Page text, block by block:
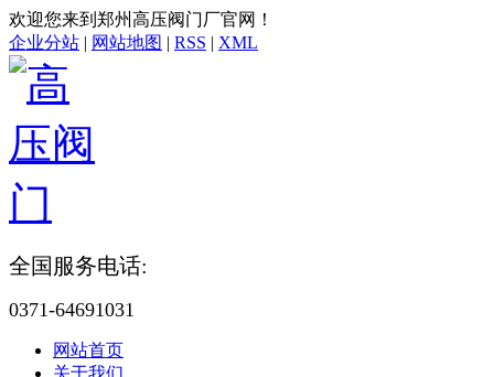
欢迎您来到郑州高压阀门厂官网！
企业分站 | 网站地图 | RSS | XML
全国服务电话:
0371-64691031
网站首页
关于我们